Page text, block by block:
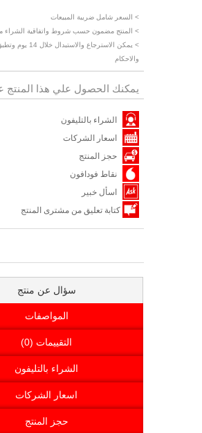
> السعر شامل ضريبة المبيعات
> المنتج مضمون حسب شروط واتفاقية الشراء
> يمكن الاسترجاع
والاحكام
يمكنك الحصول علي هذا
الشراء بالتليفون
اسعار الشركات
حجز المنتج
نقاط فودافون
اسأل خبير
كتابة تعليق من مشترى المنتج
سؤال عن منتج
المواصفات
التقييمات (0)
الشراء بالتليفون
اسعار الشركات
حجز المنتج